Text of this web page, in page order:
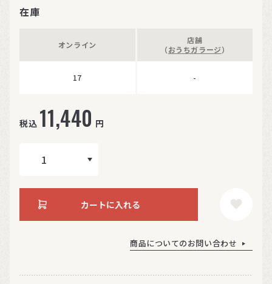
在庫
オンライン
17
店舗
（おうちガラージ）
-
税込 11,440 円
カートに入れる
商品についてのお問い合わせ